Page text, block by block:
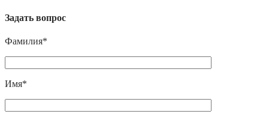
Задать вопрос
Фамилия*
Имя*